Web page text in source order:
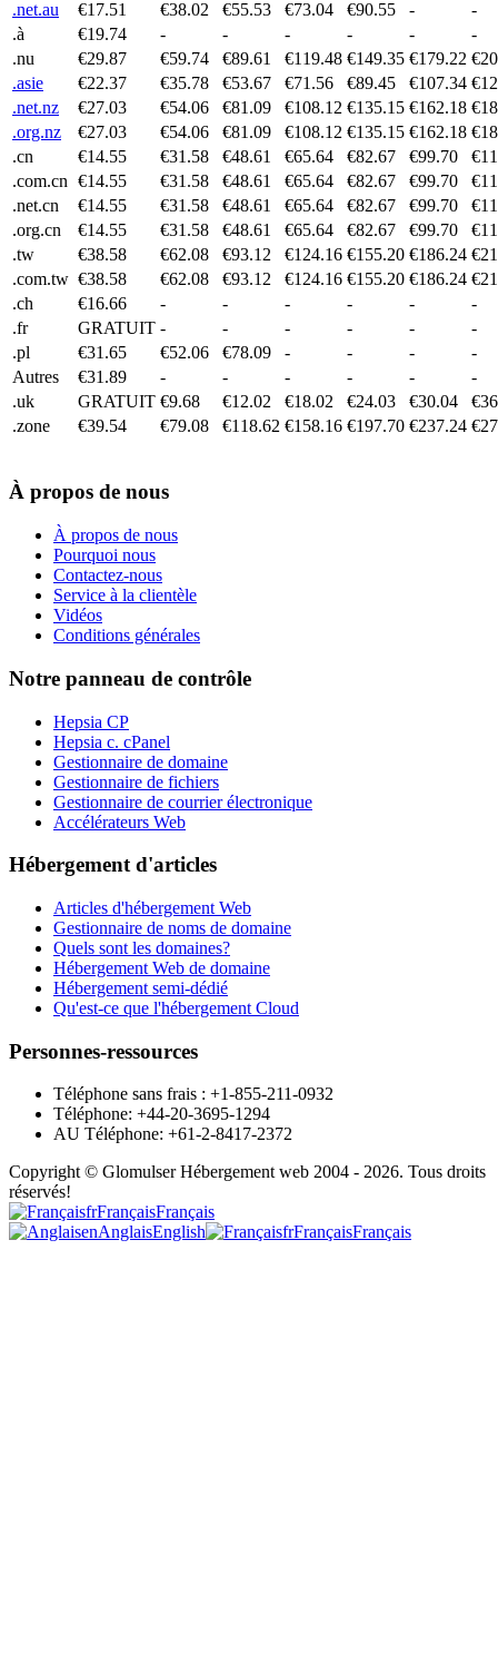
.net.au €17.51 €38.02 €55.53 €73.04 €90.55 -
-
.à
€19.74 - - - - -
-
.nu
€29.87 €59.74 €89.61 €119.48 €149.35 €179.22
.asie
€22.37 €35.78 €53.67 €71.56 €89.45 €107.34
.net.nz
€27.03 €54.06 €81.09 €108.12 €135.15 €162.18
.org.nz
€27.03 €54.06 €81.09 €108.12 €135.15 €162.18
.cn
€14.55 €31.58 €48.61 €65.64 €82.67 €99.70
.com.cn €14.55 €31.58 €48.61 €65.64 €82.67 €99.70
.net.cn
€14.55 €31.58 €48.61 €65.64 €82.67 €99.70
.org.cn
€14.55 €31.58 €48.61 €65.64 €82.67 €99.70
.tw
€38.58 €62.08 €93.12 €124.16 €155.20 €186.24
.com.tw €38.58 €62.08 €93.12 €124.16 €155.20 €186.24
.ch
€16.66 - - - - -
-
.fr
GRATUIT - - - - -
-
.pl
€31.65 €52.06 €78.09 - - -
-
Autres
€31.89 - - - - -
-
.uk
GRATUIT €9.68 €12.02 €18.02 €24.03 €30.04
.zone
€39.54 €79.08 €118.62 €158.16 €197.70 €237.24
À propos de nous
À propos de nous
Pourquoi nous
Contactez-nous
Service à la clientèle
Vidéos
Conditions générales
Notre panneau de contrôle
Hepsia CP
Hepsia c. cPanel
Gestionnaire de domaine
Gestionnaire de fichiers
Gestionnaire de courrier électronique
Accélérateurs Web
Hébergement d'articles
Articles d'hébergement Web
Gestionnaire de noms de domaine
Quels sont les domaines?
Hébergement Web de domaine
Hébergement semi-dédié
Qu'est-ce que l'hébergement Cloud
Personnes-ressources
Téléphone sans frais : +1-855-211-0932
Téléphone: +44-20-3695-1294
AU Téléphone: +61-2-8417-2372
Copyright © Glomulser Hébergement web 2004 - 2026. Tous droits
réservés!
frFrançaisFrançais
enAnglaisEnglish frFrançaisFrançais